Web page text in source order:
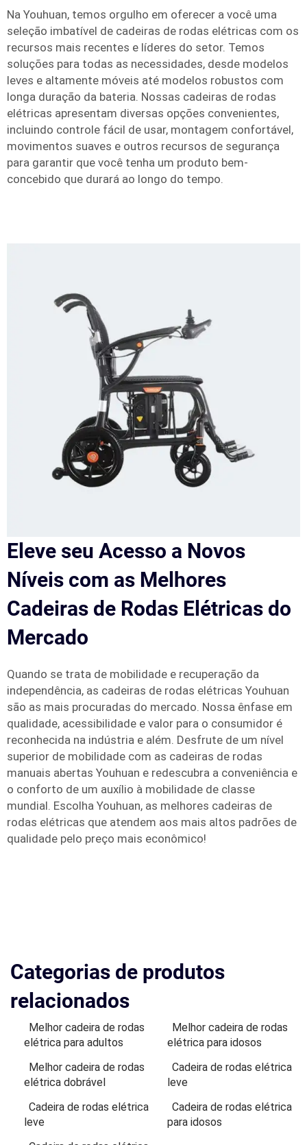
Na Youhuan, temos orgulho em oferecer a você uma
seleção imbatível de cadeiras de rodas elétricas com os
recursos mais recentes e líderes do setor. Temos
soluções para todas as necessidades, desde modelos
leves e altamente móveis até modelos robustos com
longa duração da bateria. Nossas cadeiras de rodas
elétricas apresentam diversas opções convenientes,
incluindo controle fácil de usar, montagem confortável,
movimentos suaves e outros recursos de segurança
para garantir que você tenha um produto bem-
concebido que durará ao longo do tempo.
Eleve seu Acesso a Novos
Níveis com as Melhores
Cadeiras de Rodas Elétricas do
Mercado
Quando se trata de mobilidade e recuperação da
independência, as cadeiras de rodas elétricas Youhuan
são as mais procuradas do mercado. Nossa ênfase em
qualidade, acessibilidade e valor para o consumidor é
reconhecida na indústria e além. Desfrute de um nível
superior de mobilidade com as cadeiras de rodas
manuais abertas Youhuan e redescubra a conveniência e
o conforto de um auxílio à mobilidade de classe
mundial. Escolha Youhuan, as melhores cadeiras de
rodas elétricas que atendem aos mais altos padrões de
qualidade pelo preço mais econômico!
Categorias de produtos
relacionados
Melhor cadeira de rodas
elétrica para adultos
Melhor cadeira de rodas
elétrica para idosos
Melhor cadeira de rodas
elétrica dobrável
Cadeira de rodas elétrica
leve
Cadeira de rodas elétrica
leve
Cadeira de rodas elétrica
para idosos